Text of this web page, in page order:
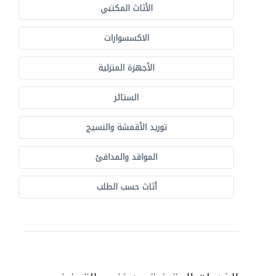
الأثاث المكتبي
الاكسسوارات
الأجهزة المنزلية
الستائر
توريد الأقمشة والنسيج
المواقد والمدافئ
أثاث حسب الطلب